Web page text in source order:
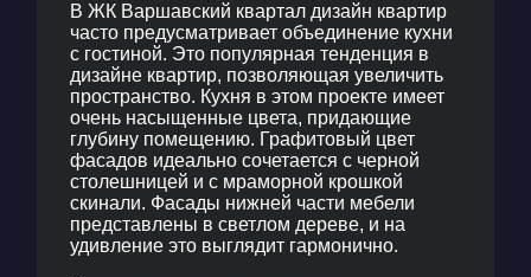
В ЖК Варшавский квартал дизайн квартир
часто предусматривает объединение кухни
с гостиной. Это популярная тенденция в
дизайне квартир, позволяющая увеличить
пространство. Кухня в этом проекте имеет
очень насыщенные цвета, придающие
глубину помещению. Графитовый цвет
фасадов идеально сочетается с черной
столешницей и с мраморной крошкой
скинали. Фасады нижней части мебели
представлены в светлом дереве, и на
удивление это выглядит гармонично.